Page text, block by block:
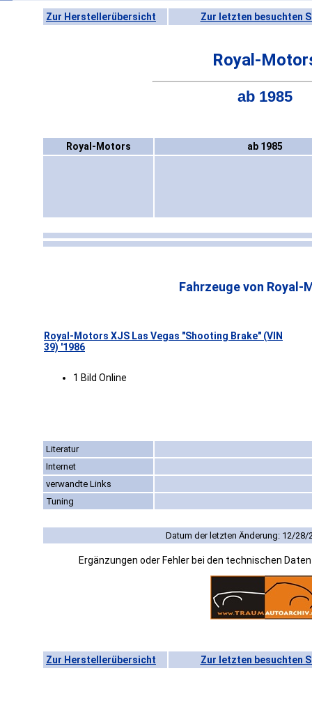
Zur Herstellerübersicht Zur letzten besuchten
Royal-
ab 1985
Royal-Motors ab 1985
Fahrzeuge von Royal-
Royal-Motors XJS Las Vegas "Shooting Brake" (VIN
39) '1986
1 Bild Online
Literatur
Internet
verwandte Links
Tuning
Datum der letzten Änderung: 12/28/
Ergänzungen oder Fehler bei den technischen
Zur Herstellerübersicht Zur letzten besuchten